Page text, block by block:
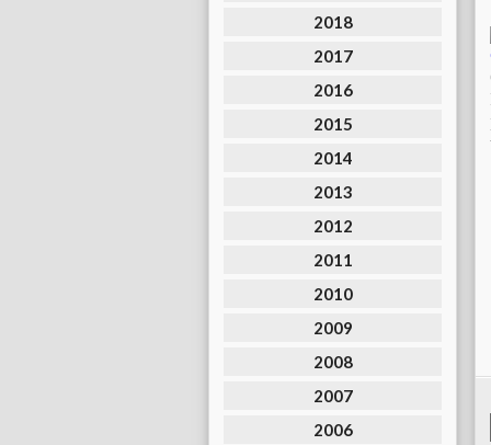
2018
2017
2016
2015
2014
2013
2012
2011
2010
2009
2008
2007
2006